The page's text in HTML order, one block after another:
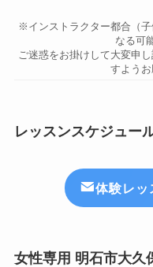
※インストラクター都合（
なる可
ご迷惑をお掛けして大変申
すようお
レッスンスケジュー
体験レッ
女性専用 明石市大久